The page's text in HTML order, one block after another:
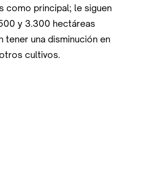
como principal; le siguen
y 3.300 hectáreas
una disminución en
cultivos.